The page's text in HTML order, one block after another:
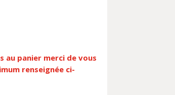
panier merci de vous
renseignée ci-